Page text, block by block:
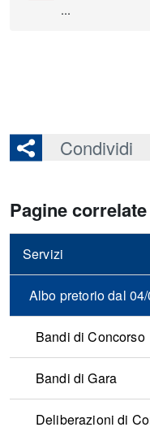
...
Condividi
Pagine correlate
Servizi
Albo pretorio dal
Bandi di Concorso
Bandi di Gara
Deliberazioni di